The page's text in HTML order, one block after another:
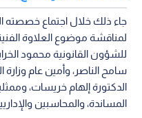
جاء ذلك خلال اجتماع خصصته
لمناقشة موضوع العلاوة
للشؤون القانونية محمود
سامح الناصر، وأمين عام وزارة
الدكتورة إلهام خريسات،
المساندة، والمحاسبين